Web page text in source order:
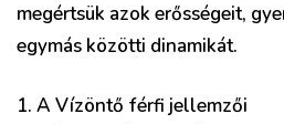
megértsük azok erősségeit,
egymás közötti dinamikát.
1. A Vízöntő férfi jellemzői